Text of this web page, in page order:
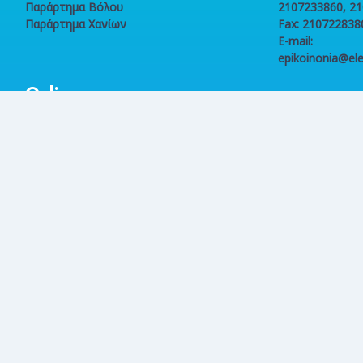
Παράρτημα Βόλου
Παράρτημα Χανίων
Online
2107233860,
Fax:
E-mail: